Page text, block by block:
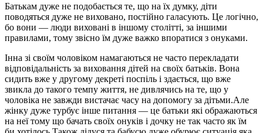
Батькам дуже не подобається те, що на їх думку, діти
поводяться дуже не виховано, постійно галасують. Це логічно,
бо вони — люди виховані в іншому столітті, за іншими
правилами, тому звісно їм дуже важко впоратися з онуками.
Інна зі своїм чоловіком намагаються не часто перекладати
відповідальність за виховання дітей на своїх батьків. Вона
сидить вже у другому декреті поспіль і здається, що вже
звикла до такого темпу життя, не дивлячись на те, що у
чоловіка не завжди вистачає часу на допомогу за дітьми.Але
жінку дуже турбує інше питання — це батьки які ображаються
на неї тому що бачать своїх онуків і дочку не так часто як їм